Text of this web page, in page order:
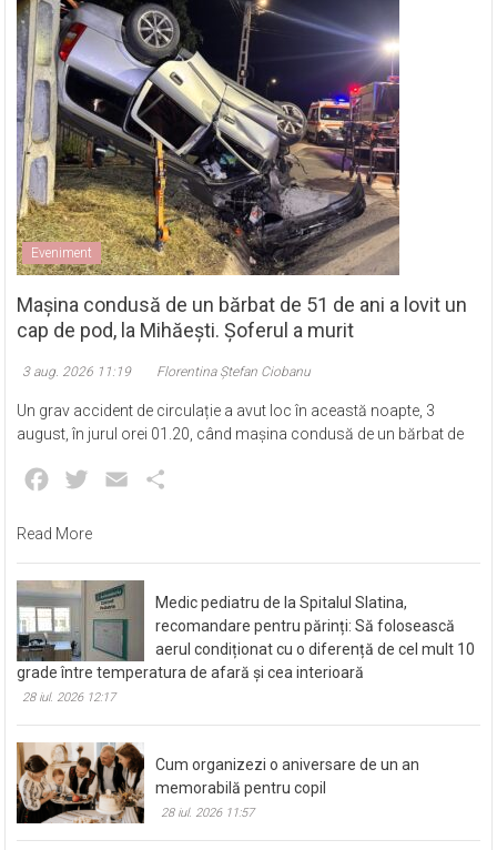
Eveniment
Mașina condusă de un bărbat de 51 de ani a lovit un
cap de pod, la Mihăești. Șoferul a murit
3 aug. 2026 11:19 Florentina Ștefan Ciobanu
Un grav accident de circulație a avut loc în această noapte, 3
august, în jurul orei 01.20, când mașina condusă de un bărbat de
Facebook
Twitter Email
Read More
Medic pediatru de la Spitalul Slatina,
recomandare pentru părinți: Să folosească
aerul condiționat cu o diferență de cel mult 10
grade între temperatura de afară și cea interioară
28 iul. 2026 12:17
Cum organizezi o aniversare de un an
memorabilă pentru copil
28 iul. 2026 11:57